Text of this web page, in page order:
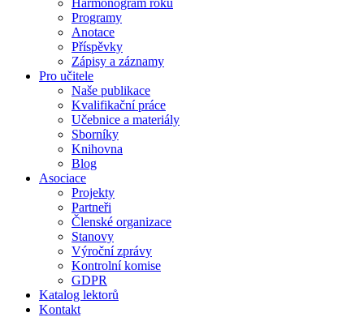
Harmonogram roku
Programy
Anotace
Příspěvky
Zápisy a záznamy
Pro učitele
Naše publikace
Kvalifikační práce
Učebnice a materiály
Sborníky
Knihovna
Blog
Asociace
Projekty
Partneři
Členské organizace
Stanovy
Výroční zprávy
Kontrolní komise
GDPR
Katalog lektorů
Kontakt